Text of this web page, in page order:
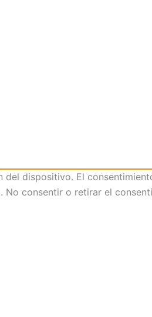
del dispositivo. El
consentir o retirar el